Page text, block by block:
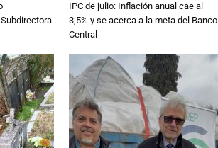
IPC de julio: Inflación anual cae al
3,5% y se acerca a la meta del Banco
Central